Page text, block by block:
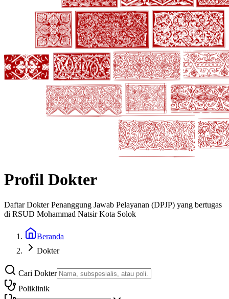
Profil Dokter
Daftar Dokter Penanggung Jawab Pelayanan (DPJP) yang bertugas
di RSUD Mohammad Natsir Kota Solok
Beranda
Dokter
Cari Dokter
Poliklinik